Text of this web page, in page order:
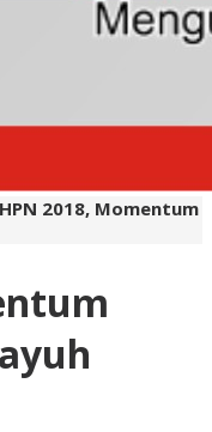
HPN 2018, Momentum